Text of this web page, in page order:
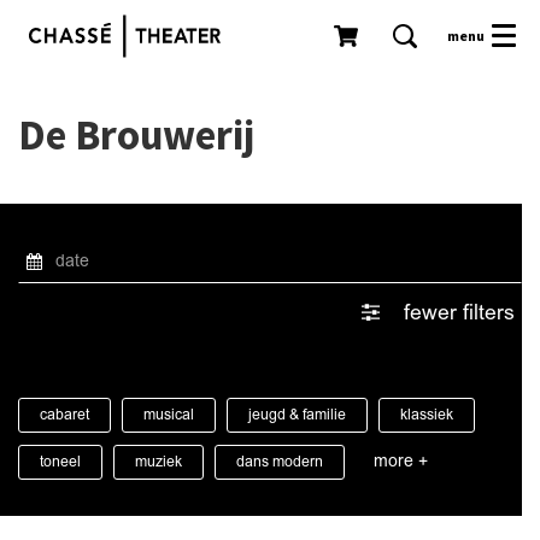
menu
De Brouwerij
fewer filters
cabaret musical jeugd & familie klassiek
toneel muziek dans modern more +